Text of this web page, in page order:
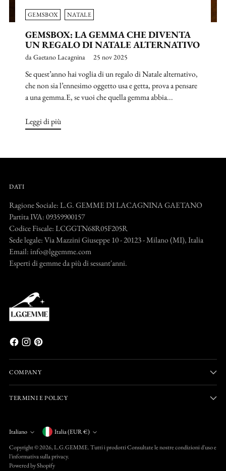
GEMSBOX NATALE
GEMSBOX: LA GEMMA CHE DIVENTA
UN REGALO DI NATALE ALTERNATIVO
da Gaetano Lacagnina 25 nov 2025
Se quest’anno hai voglia di un regalo di Natale alternativo,
che non sia l’ennesimo oggetto usa e getta, prova a pensare
a una gemma.E, se vuoi che quella gemma abbia...
Leggi di più
DATI
Ragione Sociale: L.G. GEMME DI LACAGNINA GAETANO
Partita IVA: 09359900157
Codice Fiscale: LCGGTN68R05F205R
Sede legale: Via Mazzini Giuseppe 10 - 20123 - Milano (MI), Italia
Email: info@lggemme.com
Esperti di gemme da più di sessant'anni.
COMPANY
TERMINI E POLICY
Lingua
Italiano Valuta
Italia (EUR €)
Copyright © 2026,L.G.GEMME. Tutti i prodotti Consultate le nostre condizioni d'uso e
l'informativa sulla privacy.
Powered by Shopify